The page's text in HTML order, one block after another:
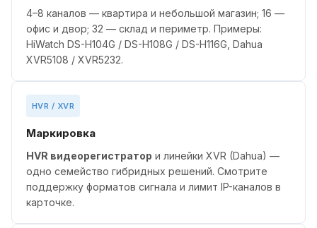
4–8 каналов — квартира и небольшой магазин; 16 —
офис и двор; 32 — склад и периметр. Примеры:
HiWatch DS-H104G / DS-H108G / DS-H116G, Dahua
XVR5108 / XVR5232.
HVR / XVR
Маркировка
HVR видеорегистратор и линейки XVR (Dahua) —
одно семейство гибридных решений. Смотрите
поддержку форматов сигнала и лимит IP-каналов в
карточке.